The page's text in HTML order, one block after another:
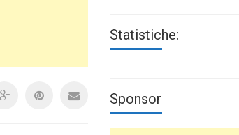
Statistiche:
Sponsor